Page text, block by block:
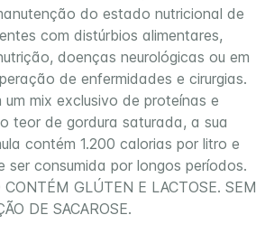
do estado nutricional de
com distúrbios alimentares,
doenças neurológicas ou em
de enfermidades e cirurgias.
um mix exclusivo de proteínas e
teor de gordura saturada, a sua
contém 1.200 calorias por litro e
ser consumida por longos períodos.
CONTÉM GLÚTEN E LACTOSE. SEM
DE SACAROSE.